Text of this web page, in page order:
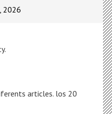
2026
articles. los 20